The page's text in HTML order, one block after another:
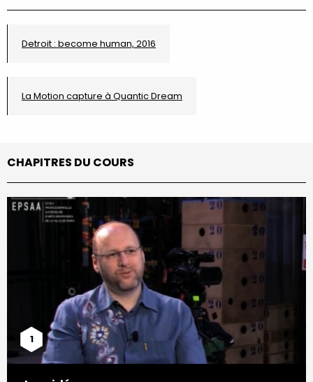
Detroit : become human, 2016
La Motion capture à Quantic Dream
CHAPITRES DU COURS
1